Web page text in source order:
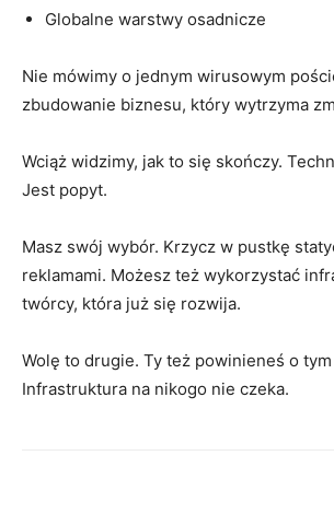
Globalne warstwy osadnicze
Nie mówimy o jednym wirusowym
zbudowanie biznesu, który wytrzyma
Wciąż widzimy, jak to się skończy.
Jest popyt.
Masz swój wybór. Krzycz w pustkę
reklamami. Możesz też wykorzystać
twórcy, która już się rozwija.
Wolę to drugie. Ty też powinieneś o
Infrastruktura na nikogo nie czeka.